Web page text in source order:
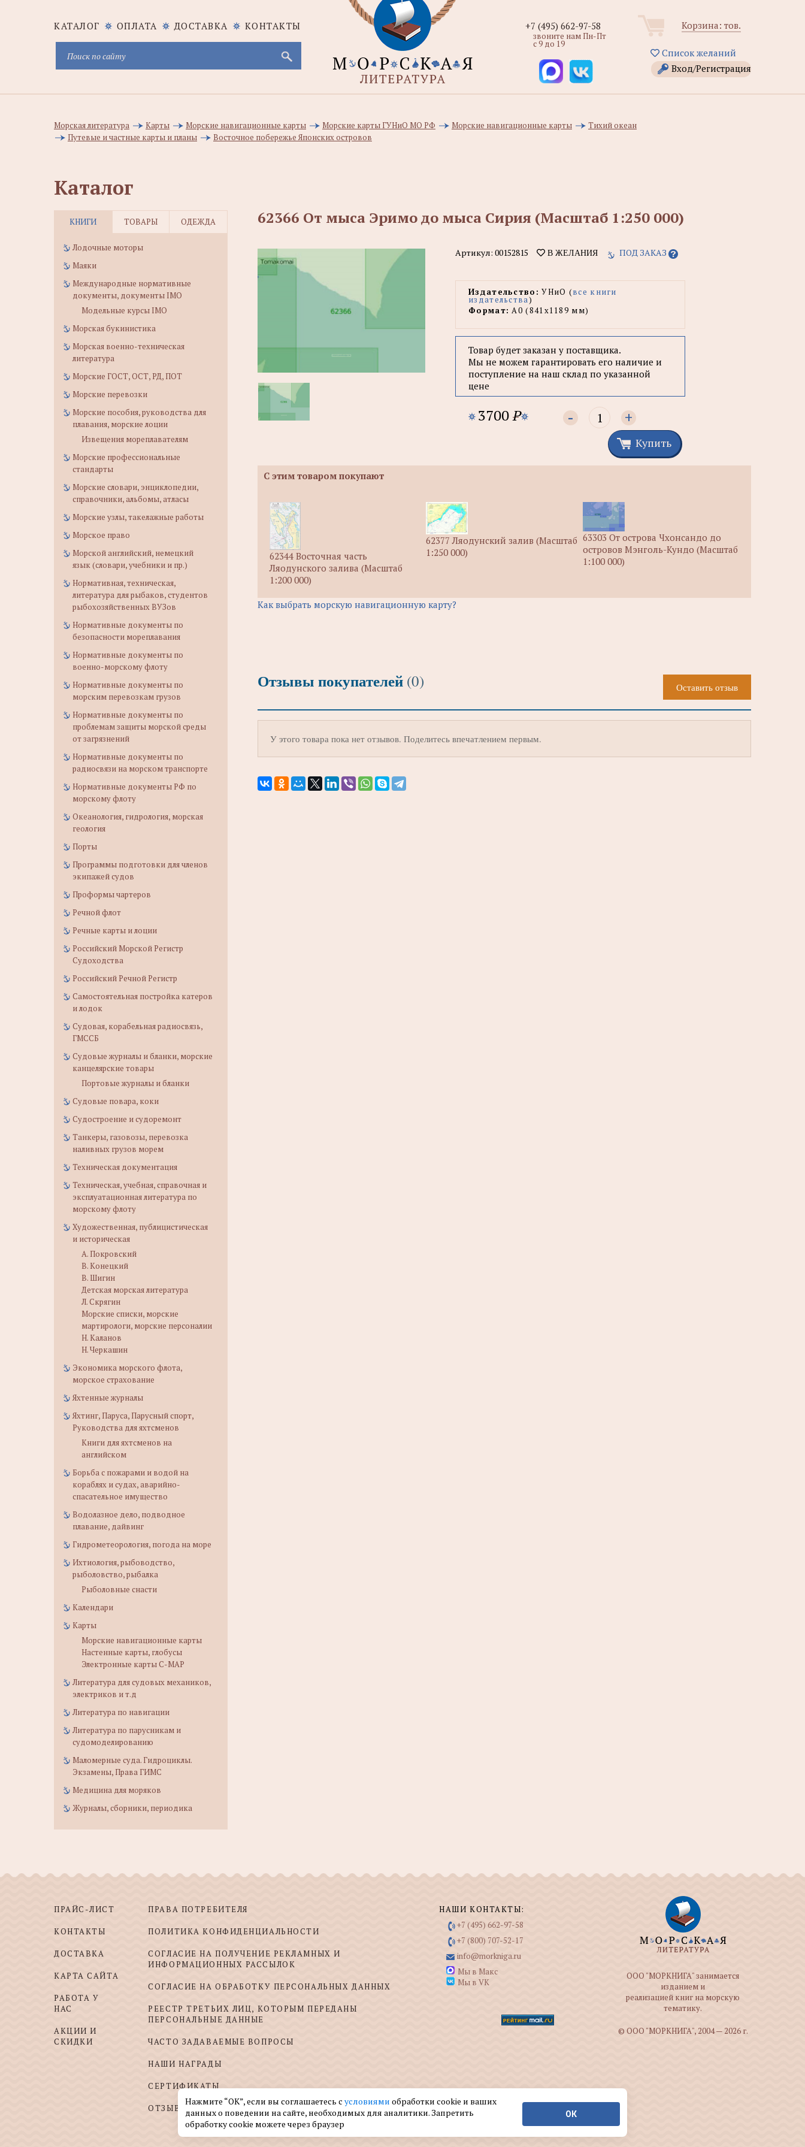
КАТАЛОГ ОПЛАТА ДОСТАВКА КОНТАКТЫ Корзина: тов.
Список желаний
Вход/Регистрация
+7 (495) 662-97-58
звоните нам Пн-Пт
с 9 до 19
Морская литература Карты Морские навигационные карты Морские карты ГУНиО МО РФ Морские навигационные карты
Тихий океан
Путевые и частные карты и планы
Восточное побережье Японских островов
Каталог
КНИГИ ТОВАРЫ ОДЕЖДА
Лодочные моторы
Маяки
Международные нормативные
документы, документы IMO
Модельные курсы IMO
Морская букинистика
Морская военно-техническая
литература
Морские ГОСТ, ОСТ, РД, ПОТ
Морские перевозки
Морские пособия, руководства для
плавания, морские лоции
Извещения мореплавателям
Морские профессиональные
стандарты
Морские словари, энциклопедии,
справочники, альбомы, атласы
Морские узлы, такелажные работы
Морское право
Морской английский, немецкий
язык (словари, учебники и пр.)
Нормативная, техническая,
литература для рыбаков, студентов
рыбохозяйственных ВУЗов
Нормативные документы по
безопасности мореплавания
Нормативные документы по
военно-морскому флоту
Нормативные документы по
морским перевозкам грузов
Нормативные документы по
проблемам защиты морской среды
от загрязнений
Нормативные документы по
радиосвязи на морском транспорте
Нормативные документы РФ по
морскому флоту
Океанология, гидрология, морская
геология
Порты
Программы подготовки для членов
экипажей судов
Проформы чартеров
Речной флот
Речные карты и лоции
Российский Морской Регистр
Судоходства
Российский Речной Регистр
Самостоятельная постройка катеров
и лодок
Судовая, корабельная радиосвязь,
ГМССБ
Судовые журналы и бланки, морские
канцелярские товары
Портовые журналы и бланки
Судовые повара, коки
Судостроение и судоремонт
Танкеры, газовозы, перевозка
наливных грузов морем
Техническая документация
Техническая, учебная, справочная и
эксплуатационная литература по
морскому флоту
Художественная, публицистическая
и историческая
А. Покровский
В. Конецкий
В. Шигин
Детская морская литература
Л. Скрягин
Морские списки, морские
мартирологи, морские персоналии
Н. Каланов
Н. Черкашин
Экономика морского флота,
морское страхование
Яхтенные журналы
Яхтинг, Паруса, Парусный спорт,
Руководства для яхтсменов
Книги для яхтсменов на
английском
Борьба с пожарами и водой на
кораблях и судах, аварийно-
спасательное имущество
Водолазное дело, подводное
плавание, дайвинг
Гидрометеорология, погода на море
Ихтиология, рыбоводство,
рыболовство, рыбалка
Рыболовные снасти
Календари
Карты
Морские навигационные карты
Настенные карты, глобусы
Электронные карты C-MAP
Литература для судовых механиков,
электриков и т.д
Литература по навигации
Литература по парусникам и
судомоделированию
Маломерные суда. Гидроциклы.
Экзамены, Права ГИМС
Медицина для моряков
Журналы, сборники, периодика
62366 От мыса Эримо до мыса Сирия (Масштаб 1:250 000)
Артикул: 00152815 В ЖЕЛАНИЯ ПОД ЗАКАЗ
Издательство: УНиО (все книги
издательства)
Формат: А0 (841x1189 мм)
Товар будет заказан у поставщика.
Мы не можем гарантировать его наличие и
поступление на наш склад по указанной
цене
3700P - +
Купить
С этим товаром покупают
62344 Восточная часть
Ляодунского залива (Масштаб
1:200 000)
62377 Ляодунский залив (Масштаб
1:250 000)
63303 От острова Чхонсандо до
островов Мэнголь-Кундо (Масштаб
1:100 000)
Как выбрать морскую навигационную карту?
Отзывы покупателей (0) Оставить отзыв
У этого товара пока нет отзывов. Поделитесь впечатлением первым.
ПРАЙС-ЛИСТ
КОНТАКТЫ
ДОСТАВКА
КАРТА САЙТА
РАБОТА У
НАС
АКЦИИ И
СКИДКИ
ПРАВА ПОТРЕБИТЕЛЯ
ПОЛИТИКА КОНФИДЕНЦИАЛЬНОСТИ
СОГЛАСИЕ НА ПОЛУЧЕНИЕ РЕКЛАМНЫХ И
ИНФОРМАЦИОННЫХ РАССЫЛОК
СОГЛАСИЕ НА ОБРАБОТКУ ПЕРСОНАЛЬНЫХ ДАННЫХ
РЕЕСТР ТРЕТЬИХ ЛИЦ, КОТОРЫМ ПЕРЕДАНЫ
ПЕРСОНАЛЬНЫЕ ДАННЫЕ
ЧАСТО ЗАДАВАЕМЫЕ ВОПРОСЫ
НАШИ НАГРАДЫ
СЕРТИФИКАТЫ
ОТЗЫВЫ И ПОЖЕЛАНИЯ
НАШИ КОНТАКТЫ:
+7 (495) 662-97-58
+7 (800) 707-52-17
info@morkniga.ru
Мы в Макс
Мы в VK
ООО "МОРКНИГА" занимается
изданием и
реализацией книг на морскую
тематику.
© ООО "МОРКНИГА", 2004 — 2026 г.
Нажмите “ОК”, если вы соглашаетесь с условиями обработки cookie и ваших
данных о поведении на сайте, необходимых для аналитики. Запретить
обработку cookie можете через браузер
ОК